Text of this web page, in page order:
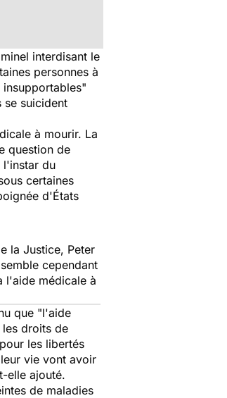
interdisant le
personnes à
"
se suicident
à mourir. La
question de
l'instar du
certaines
d'États
la Justice, Peter
cependant
l'aide médicale à
que "l'aide
les droits de
les libertés
vie vont avoir
elle ajouté.
de maladies